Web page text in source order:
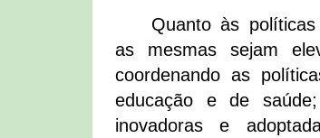
Quanto às
as mesmas sejam
coordenando as
educação e de
inovadoras e